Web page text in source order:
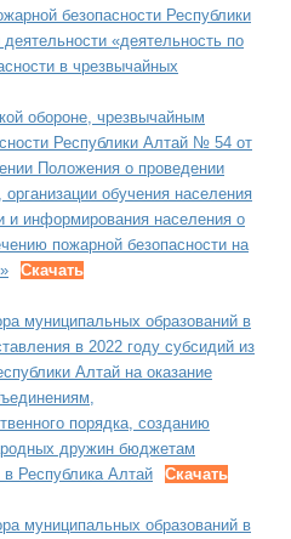
безопасности Республики
«деятельность по
в чрезвычайных
обороне, чрезвычайным
Республики Алтай № 54 от
Положения о проведении
обучения населения
и информирования населения о
пожарной безопасности на
Скачать
муниципальных образований в
в 2022 году субсидий из
Алтай на оказание
порядка, созданию
дружин бюджетам
Республика Алтай
Скачать
муниципальных образований в